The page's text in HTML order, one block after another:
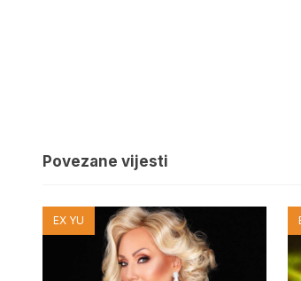
Povezane vijesti
EX YU